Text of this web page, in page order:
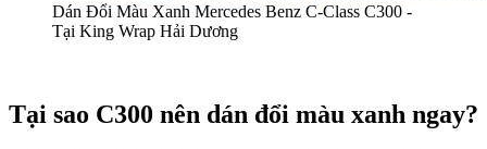
Dán Đổi Màu Xanh Mercedes Benz C-Class C300 -
Tại King Wrap Hải Dương
Tại sao C300 nên dán đổi màu xanh ngay?